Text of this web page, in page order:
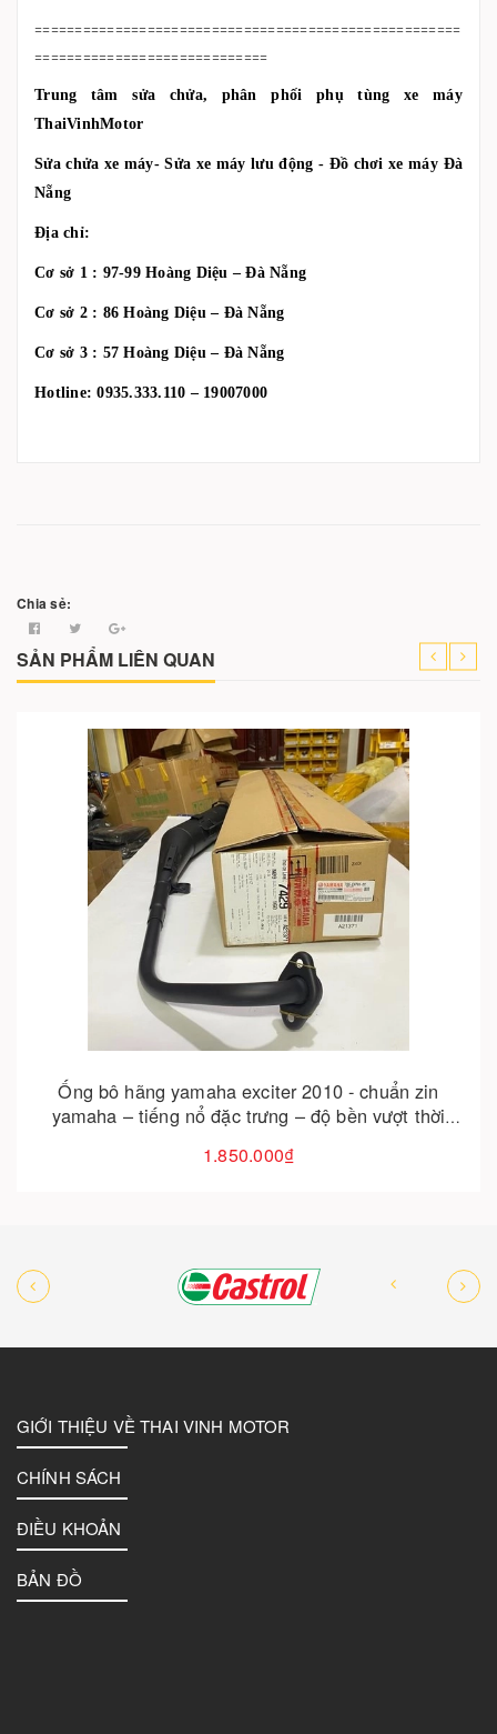
=====================================================
=============================
Trung tâm sửa chửa, phân phối phụ tùng xe máy
ThaiVinhMotor
Sửa chửa xe máy- Sửa xe máy lưu động - Đồ chơi xe máy Đà
Nẵng
Địa chỉ:
Cơ sở 1 : 97-99 Hoàng Diệu – Đà Nẵng
Cơ sở 2 : 86 Hoàng Diệu – Đà Nẵng
Cơ sở 3 : 57 Hoàng Diệu – Đà Nẵng
Hotline: 0935.333.110 – 19007000
Chia sẻ:
SẢN PHẨM LIÊN QUAN
Ống bô hãng yamaha exciter 2010 - chuẩn zin
yamaha – tiếng nổ đặc trưng – độ bền vượt thời
1.850.000₫
Cho vào giỏ hàng
GIỚI THIỆU VỀ THAI VINH MOTOR
CHÍNH SÁCH
ĐIỀU KHOẢN
BẢN ĐỒ